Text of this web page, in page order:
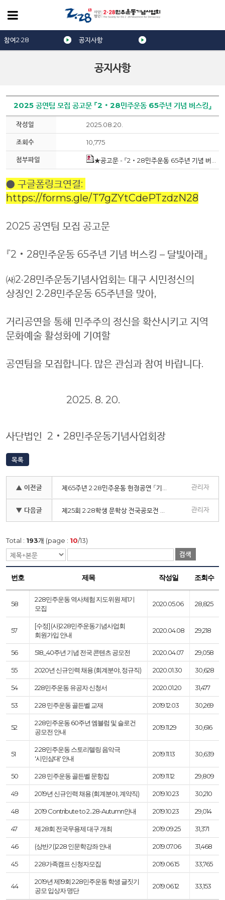
공지사항
참여2·28 공지사항
2025 공연팀 모집 공고문 『2‧28민주운동 65주년 기념 버스킹』
작성일 2025.08.20.
조회수 10,775
첨부파일 ★공고문 - 『2‧28민주운동 65주년 기념 버스킹 – 달빛아래』_250912.hwp
● 구글폼링크연결:
https://forms.gle/T7gZYtCdePTzdzN28
2025 공연팀 모집 공고문
『2‧28민주운동 65주년 기념 버스킹 – 달빛아래』
㈔2·28민주운동기념사업회는 대구 시민정신의
상징인 2·28민주운동 65주년을 맞아,
거리공연을 통해 민주주의 정신을 확산시키고 지역
문화예술 활성화에 기여할
공연팀을 모집합니다. 많은 관심과 참여 바랍니다.
2025. 8. 20.
사단법인 2‧28민주운동기념사업회장
목록
▲ 이전글 관리자
▼ 다음글 관리자
Total : 193개 (page : 10/13)
검색
번호 제목 작성일 조회수
58
2·28민주운동 역사체험 지도위원 제1기
모집
2020.05.06 28,825
57
[수정] (사)2·28민주운동기념사업회
회원가입 안내
2020.04.08 29,218
56 518_40주년 기념 전국 콘텐츠 공모전 2020.04.07 29,058
55 2020년 신규인력 채용 (회계분야, 정규직) 2020.01.30 30,628
54 228민주운동 유공자 신청서 2020.01.20 31,477
53 2·28 민주운동 골든벨 교재 2019.12.03 30,269
52
2·28민주운동 60주년 엠블럼 및 슬로건
공모전 안내
2019.11.29 30,616
51
2·28민주운동 스토리텔링 음악극
'시민삼대' 안내
2019.11.13 30,639
50 2·28 민주운동 골든벨 문항집 2019.11.12 29,809
49 2019년 신규인력 채용 (회계분야, 계약직) 2019.10.23 30,210
48 2019 Contribute to 2․28-Autumn안내 2019.10.23 29,014
47 제 28회 전국무용제 대구 개최 2019.09.25 31,371
46 (상반기)2·28 인문학강좌 안내 2019.07.06 31,468
45 2·28가족캠프 신청자모집 2019.06.15 33,765
44
2019년 제19회 2·28민주운동 학생 글짓기
공모 입상자 명단
2019.06.12 33,153